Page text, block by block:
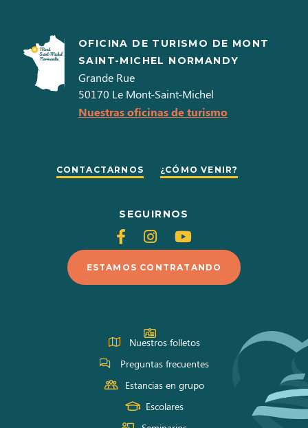
OFICINA DE TURISMO DE MONT
SAINT-MICHEL NORMANDY
Grande Rue
50170 Le Mont-Saint-Michel
Nuestras oficinas de turismo
CONTACTARNOS ¿CÓMO VENIR?
SEGUIRNOS
Siganos
en
Facebook
Siganos
en
Instagram
Siganos
en
Youtube
ESTAMOS CONTRATANDO
Nuestros folletos
Preguntas frecuentes
Estancias en grupo
Escolares